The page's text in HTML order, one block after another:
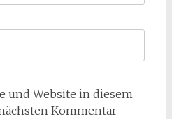
und Website in diesem
Kommentar